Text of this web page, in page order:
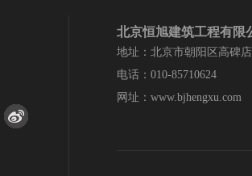
北京恒旭建筑工程有限
地址：北京市朝阳区高碑
电话：010-85710624
网址：